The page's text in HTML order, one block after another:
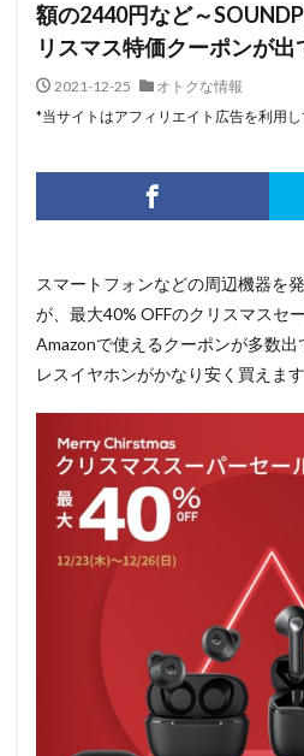
額の2440円など～
リスマス特価クーポンが出
2021-12-25
オトクな情報
*当サイトはアフィリエイト広告を利用し
スマートフォンなどの周辺機器を
が、最大40% OFFのクリスマスセ
Amazonで使えるクーポンが多数
レスイヤホンがかなり安く買えます